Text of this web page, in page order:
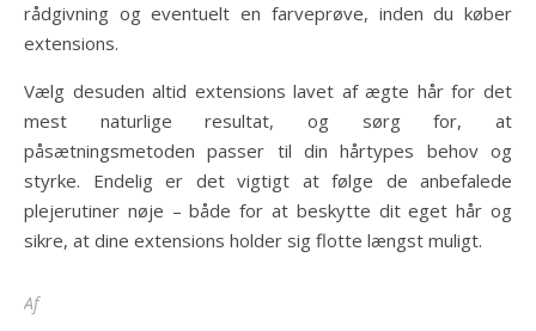
rådgivning og eventuelt en farveprøve, inden du køber
extensions.
Vælg desuden altid extensions lavet af ægte hår for det
mest naturlige resultat, og sørg for, at
påsætningsmetoden passer til din hårtypes behov og
styrke. Endelig er det vigtigt at følge de anbefalede
plejerutiner nøje – både for at beskytte dit eget hår og
sikre, at dine extensions holder sig flotte længst muligt.
Af